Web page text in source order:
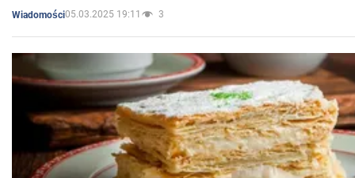
Wiadomości05.03.2025 19:11 3